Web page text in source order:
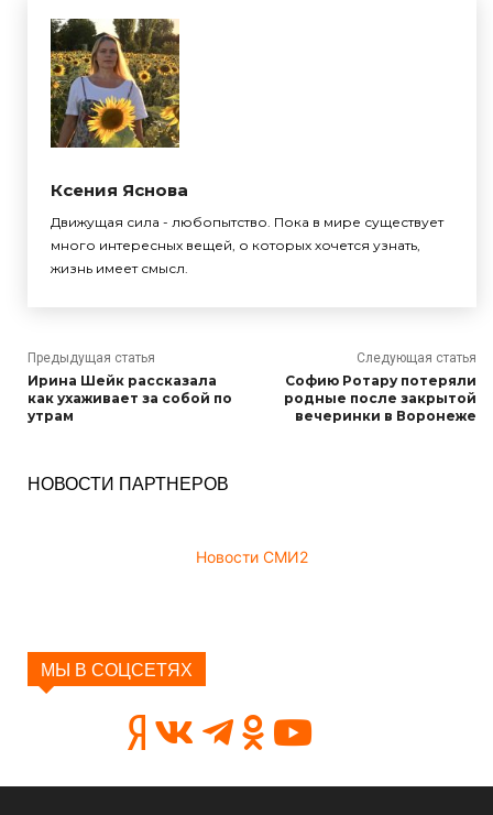
Ксения Яснова
Движущая сила - любопытство. Пока в мире существует
много интересных вещей, о которых хочется узнать,
жизнь имеет смысл.
Предыдущая статья
Ирина Шейк рассказала
как ухаживает за собой по
утрам
Следующая статья
Софию Ротару потеряли
родные после закрытой
вечеринки в Воронеже
НОВОСТИ ПАРТНЕРОВ
Новости СМИ2
МЫ В СОЦСЕТЯХ